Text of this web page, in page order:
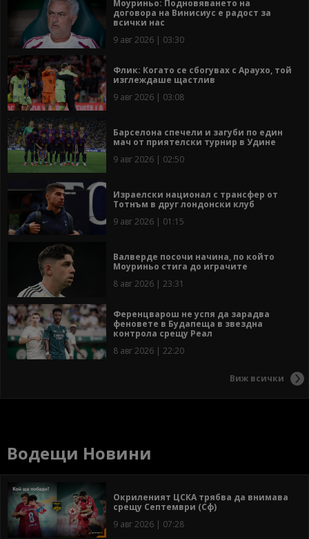
Моуриньо: Подновяването на
договора на Винисиус е радост за
всички нас
9 авг 2026 | 03:30
Флик: Когато се сбогувах с Араухо, той
изглеждаше щастлив
9 авг 2026 | 03:08
Барселона спечели и загуби по един
мач от приятелски турнир в Удине
9 авг 2026 | 02:50
Израелски национал с трансфер от
Тотнъм в друг лондонски клуб
9 авг 2026 | 01:15
Валверде посочи начина, по който
Моуриньо стига до играчите
8 авг 2026 | 23:31
Ференцварош не успя да зарадва
феновете в Будапеща в звездна
контрола срещу Реал
8 авг 2026 | 22:20
Виж всички
Водещи Новини
Окриленият ЦСКА трябва да внимава
срещу Септември (Сф)
9 авг 2026 | 07:28